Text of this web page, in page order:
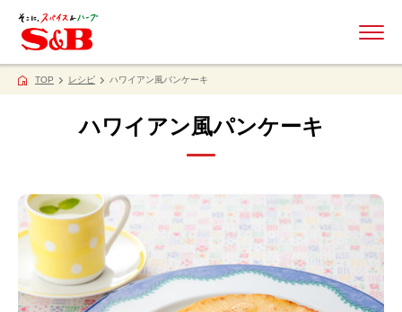
TOP レシピ ハワイアン風パンケーキ
ハワイアン風パンケーキ